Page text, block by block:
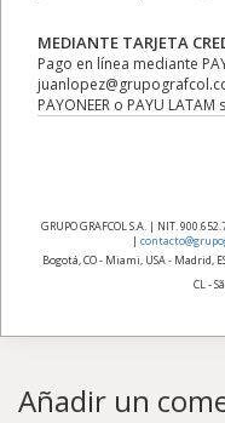
MEDIANTE TARJETA
Pago en línea mediante
PAYONEER o PAYU
GRUPO GRAFCOL S.A. | NIT.
|
Bogotá, CO - Miami, USA - Madrid,
CL -
Añadir un